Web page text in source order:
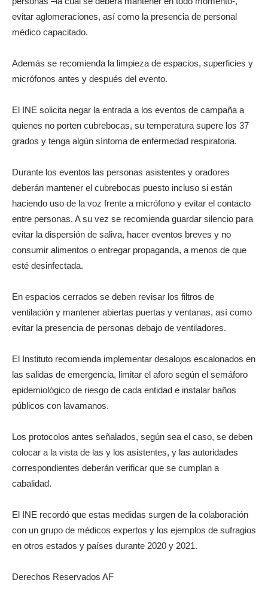
evitar aglomeraciones, así como la presencia de personal
médico capacitado.
Además se recomienda la limpieza de espacios, superficies y
micrófonos antes y después del evento.
El INE solicita negar la entrada a los eventos de campaña a
quienes no porten cubrebocas, su temperatura supere los 37
grados y tenga algún síntoma de enfermedad respiratoria.
Durante los eventos las personas asistentes y oradores
deberán mantener el cubrebocas puesto incluso si están
haciendo uso de la voz frente a micrófono y evitar el contacto
entre personas. A su vez se recomienda guardar silencio para
evitar la dispersión de saliva, hacer eventos breves y no
consumir alimentos o entregar propaganda, a menos de que
esté desinfectada.
En espacios cerrados se deben revisar los filtros de
ventilación y mantener abiertas puertas y ventanas, así como
evitar la presencia de personas debajo de ventiladores.
El Instituto recomienda implementar desalojos escalonados en
las salidas de emergencia, limitar el aforo según el semáforo
epidemiológico de riesgo de cada entidad e instalar baños
públicos con lavamanos.
Los protocolos antes señalados, según sea el caso, se deben
colocar a la vista de las y los asistentes, y las autoridades
correspondientes deberán verificar que se cumplan a
cabalidad.
El INE recordó que estas medidas surgen de la colaboración
con un grupo de médicos expertos y los ejemplos de sufragios
en otros estados y países durante 2020 y 2021.
Derechos Reservados AF